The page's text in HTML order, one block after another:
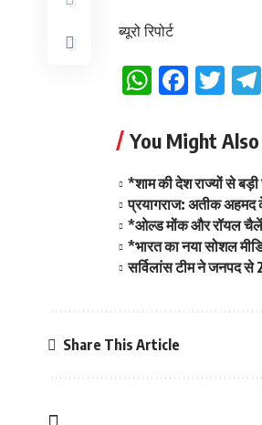
ब्यूरो रिपोर्ट
You Might
*शाम की देश राज्यों से
प्रयागराज: अतीक अहमद
*ओल्ड मोंक और रॉयल
*भारत का नया सोशल
सर्विलांस टीम ने जनपद से
Share This Article